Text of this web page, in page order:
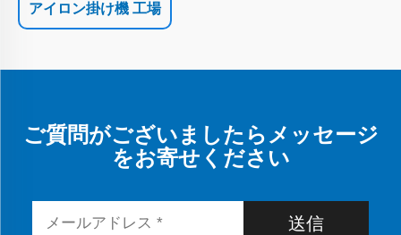
アイロン掛け機 工場
ご質問がございましたらメッセージ
をお寄せください
送信